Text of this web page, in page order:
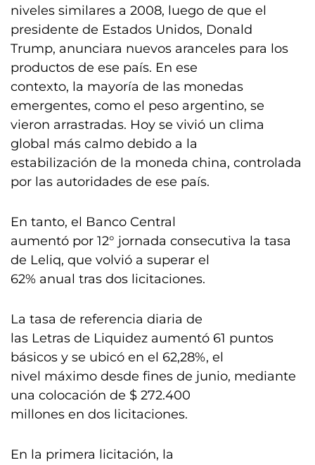
niveles similares a 2008, luego de que el
presidente de Estados Unidos, Donald
Trump, anunciara nuevos aranceles para los
productos de ese país. En ese
contexto, la mayoría de las monedas
emergentes, como el peso argentino, se
vieron arrastradas. Hoy se vivió un clima
global más calmo debido a la
estabilización de la moneda china, controlada
por las autoridades de ese país.
En tanto, el Banco Central
aumentó por 12° jornada consecutiva la tasa
de Leliq, que volvió a superar el
62% anual tras dos licitaciones.
La tasa de referencia diaria de
las Letras de Liquidez aumentó 61 puntos
básicos y se ubicó en el 62,28%, el
nivel máximo desde fines de junio, mediante
una colocación de $ 272.400
millones en dos licitaciones.
En la primera licitación, la